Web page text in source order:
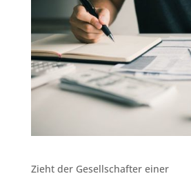
Zieht der Gesellschafter einer